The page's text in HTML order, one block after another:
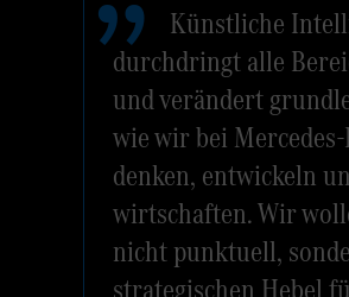
Künstliche
durchdringt alle
und verändert
wie wir bei
denken, entwickeln
wirtschaften. Wir
nicht punktuell,